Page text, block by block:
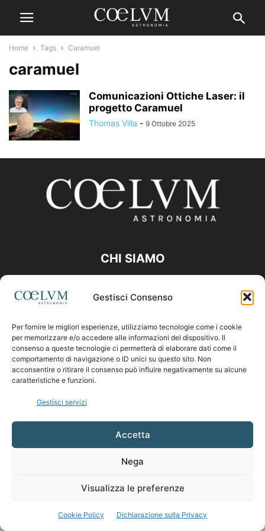
Gestisci Consenso
Per fornire le migliori esperienze, utilizziamo tecnologie come i cookie
per memorizzare e/o accedere alle informazioni del dispositivo. Il
consenso a queste tecnologie ci permetterà di elaborare dati come il
comportamento di navigazione o ID unici su questo sito. Non
acconsentire o ritirare il consenso può influire negativamente su alcune
caratteristiche e funzioni.
Gestisci servizi
Accetta
Nega
Visualizza le preferenze
Cookie Policy Dichiarazione sulla Privacy
Home Tags Caramuel
caramuel
Comunicazioni Ottiche Laser: il
progetto Caramuel
Thomas Villa - 9 Ottobre 2025
CHI SIAMO
Contattaci:coelumastro@coelum.com
SEGUICI